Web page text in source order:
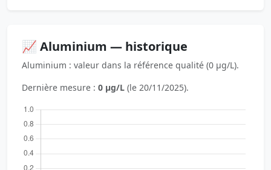
📈 Aluminium — historique
Aluminium : valeur dans la référence qualité (0 µg/L).
Dernière mesure : 0 µg/L (le 20/11/2025).